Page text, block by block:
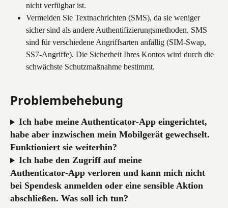
nicht verfügbar ist.
Vermeiden Sie Textnachrichten (SMS), da sie weniger
sicher sind als andere Authentifizierungsmethoden. SMS
sind für verschiedene Angriffsarten anfällig (SIM‑Swap,
SS7‑Angriffe). Die Sicherheit Ihres Kontos wird durch die
schwächste Schutzmaßnahme bestimmt.
Problembehebung
Ich habe meine Authenticator‑App eingerichtet,
habe aber inzwischen mein Mobilgerät gewechselt.
Funktioniert sie weiterhin?
Ich habe den Zugriff auf meine
Authenticator‑App verloren und kann mich nicht
bei Spendesk anmelden oder eine sensible Aktion
abschließen. Was soll ich tun?